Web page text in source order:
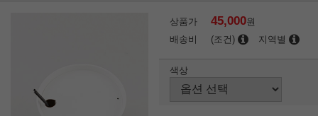
상품가 45,000원
배송비
(조건) 지역별
색상